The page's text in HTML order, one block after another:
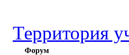
Территория
Форум